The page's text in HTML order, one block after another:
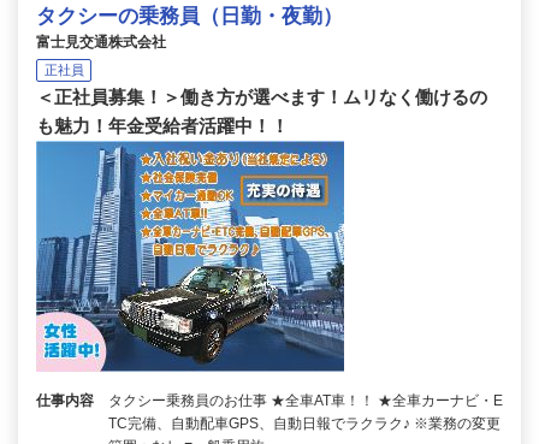
タクシーの乗務員（日勤・夜勤）
富士見交通株式会社
正社員
＜正社員募集！＞働き方が選べます！ムリなく働けるの
も魅力！年金受給者活躍中！！
仕事内容
タクシー乗務員のお仕事 ★全車AT車！！ ★全車カーナビ・E
TC完備、自動配車GPS、自動日報でラクラク♪ ※業務の変更